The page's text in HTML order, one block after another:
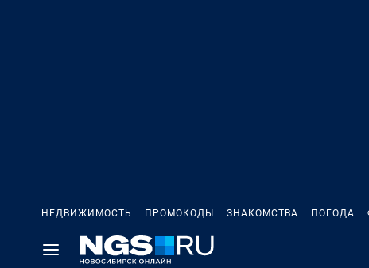
НЕДВИЖИМОСТЬ ПРОМОКОДЫ ЗНАКОМСТВА ПОГОДА